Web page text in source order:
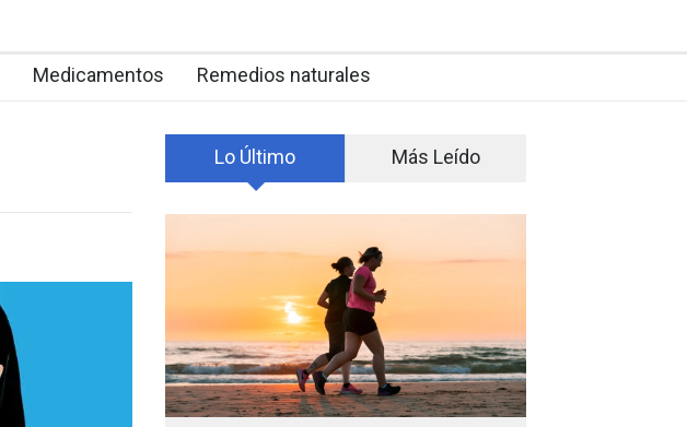
Medicamentos Remedios naturales
Lo Último Más Leído